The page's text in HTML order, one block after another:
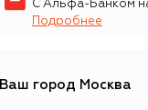
С Альфа-Банком
Подробнее
Ваш город Москва